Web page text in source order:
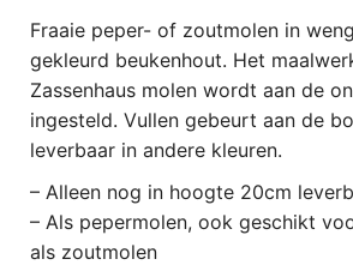
Fraaie peper- of zoutmolen in
gekleurd beukenhout. Het
Zassenhaus molen wordt aan de
ingesteld. Vullen gebeurt aan de
leverbaar in andere kleuren.
– Alleen nog in hoogte 20cm
– Als pepermolen, ook geschikt
als zoutmolen